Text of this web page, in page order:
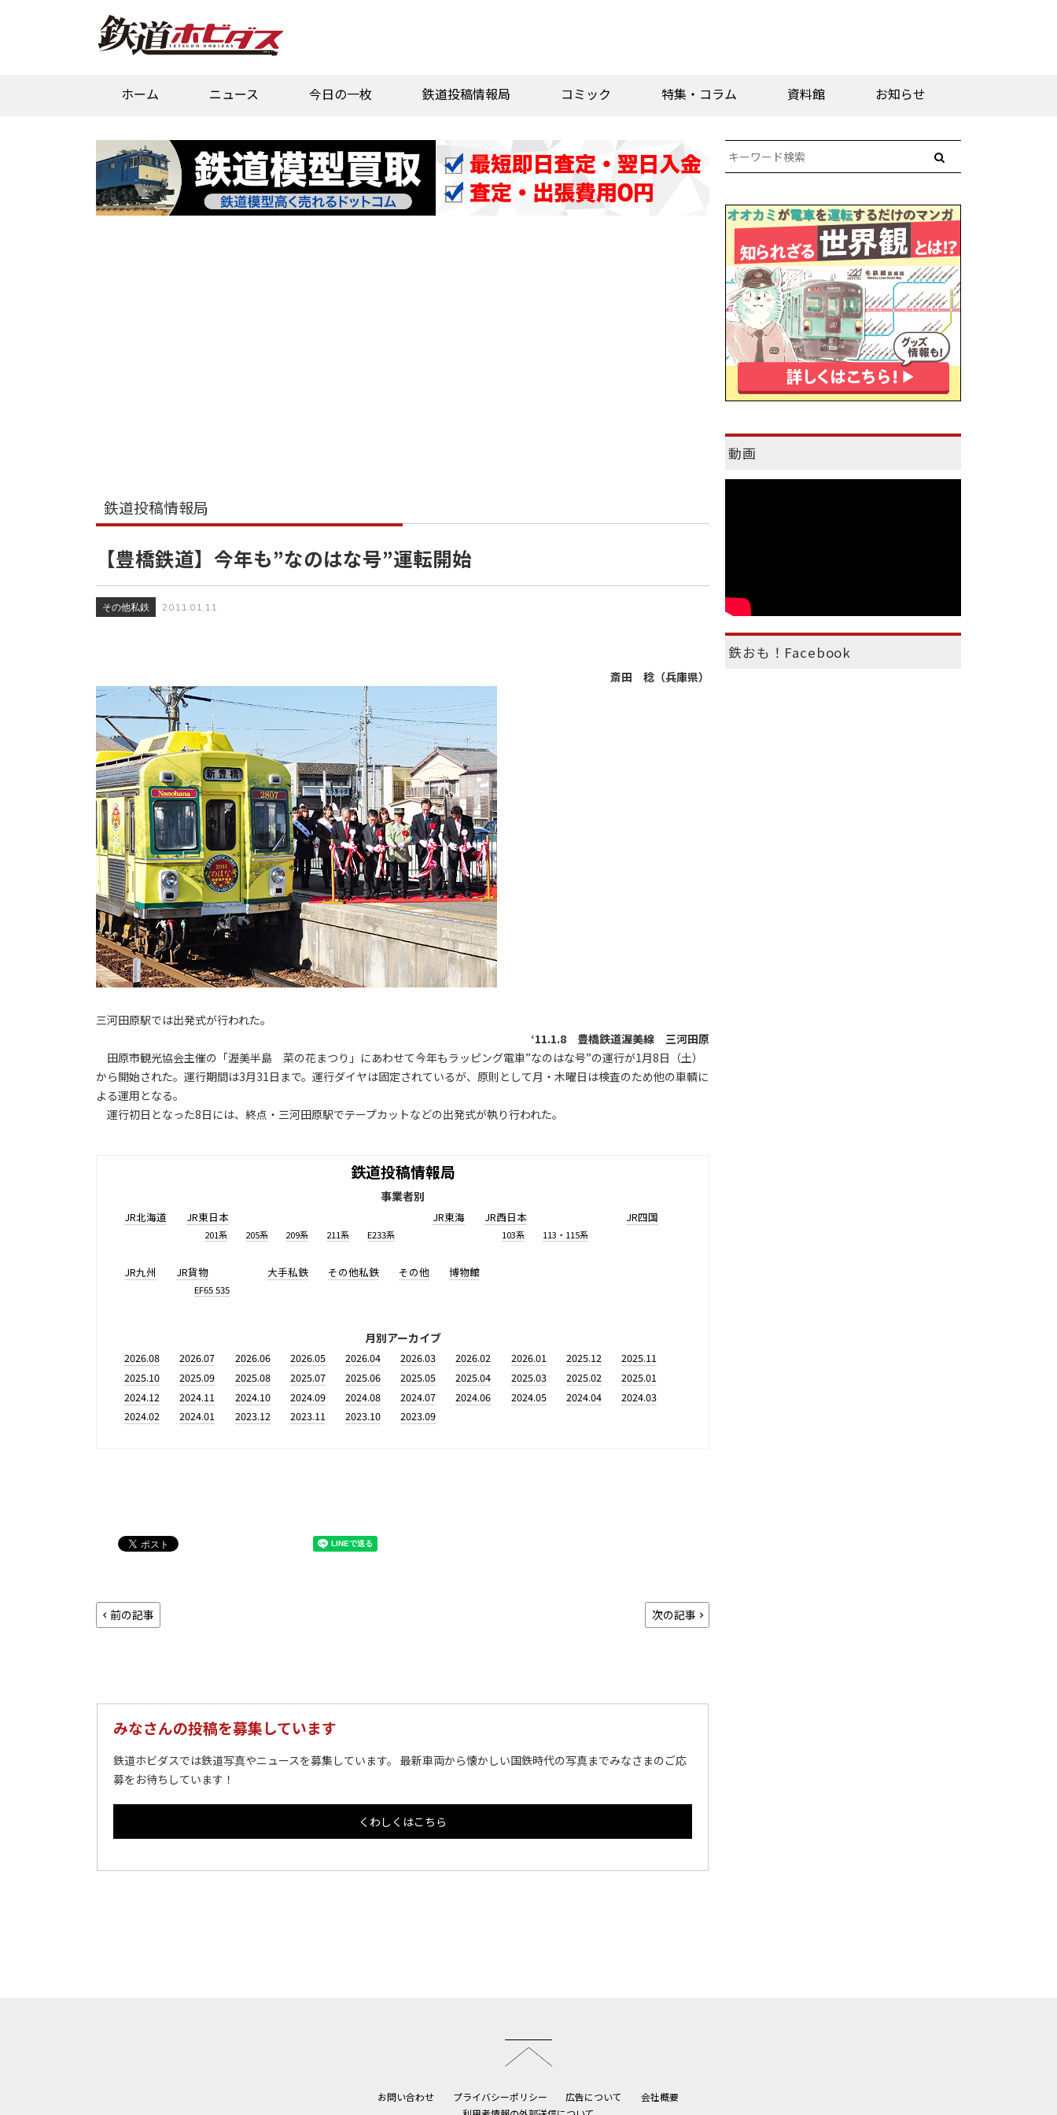
ホーム ニュース 今日の一枚 鉄道投稿情報局 コミック 特集・コラム 資料館 お知らせ
鉄道投稿情報局
【豊橋鉄道】今年も”なのはな号”運転開始
その他私鉄 2011.01.11
斎田 稔（兵庫県）
三河田原駅では出発式が行われた。
‘11.1.8 豊橋鉄道渥美線 三河田原
田原市観光協会主催の「渥美半島 菜の花まつり」にあわせて今年もラッピング電車”なのはな号”の運行が1月8日（土）
から開始された。運行期間は3月31日まで。運行ダイヤは固定されているが、原則として月・木曜日は検査のため他の車輌に
よる運用となる。
運行初日となった8日には、終点・三河田原駅でテープカットなどの出発式が執り行われた。
鉄道投稿情報局
事業者別
JR北海道 JR東日本
201系 205系 209系 211系 E233系
JR東海 JR西日本
103系 113・115系
JR四国
JR九州 JR貨物
EF65 535
大手私鉄 その他私鉄 その他 博物館
月別アーカイブ
2026.08 2026.07 2026.06 2026.05 2026.04 2026.03 2026.02 2026.01 2025.12
2025.11
2025.10
2025.09 2025.08 2025.07 2025.06 2025.05 2025.04 2025.03 2025.02
2025.01
2024.12
2024.11 2024.10 2024.09 2024.08 2024.07 2024.06 2024.05 2024.04
2024.03
2024.02
2024.01 2023.12 2023.11 2023.10 2023.09
前の記事 次の記事
みなさんの投稿を募集しています
鉄道ホビダスでは鉄道写真やニュースを募集しています。 最新車両から懐かしい国鉄時代の写真までみなさまのご応
募をお待ちしています！
くわしくはこちら
動画
鉄おも！Facebook
お問い合わせ プライバシーポリシー 広告について
会社概要